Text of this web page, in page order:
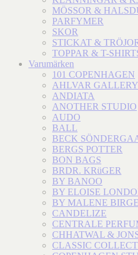
MÖSSOR &
PARFYMER
SKOR
STICKAT &
TOPPAR & T-
Varumärken
101 COPENHAGEN
AHLVAR GALLERY
ANDIATA
ANOTHER STUDIO
AUDO
BALL
BECK
BERGS POTTER
BON BAGS
BRDR. KRüGER
BY BANOO
BY ELOISE
BY MALENE
CANDELIZE
CENTRALE
CHHATWAL &
CLASSIC